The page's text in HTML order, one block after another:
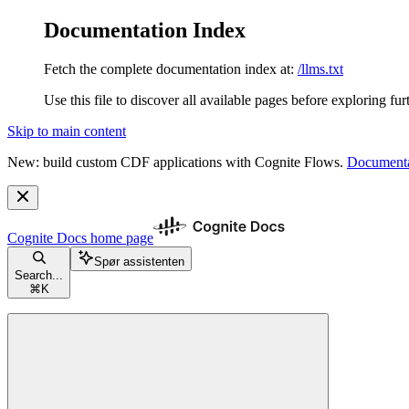
Documentation Index
Fetch the complete documentation index at: /llms.txt
Use this file to discover all available pages before exploring
Skip to main content
New: build custom CDF applications with Cognite Flows.
Cognite Docs home page
Search...
⌘ K
Spør assistenten